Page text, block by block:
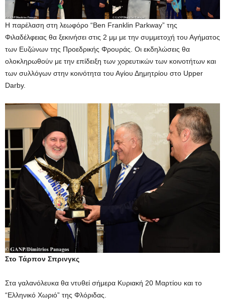
Η παρέλαση στη λεωφόρο “Ben Franklin Parkway” της
Φιλαδέλφειας θα ξεκινήσει στις 2 μμ με την συμμετοχή του Αγήματος
των Ευζώνων της Προεδρικής Φρουράς. Οι εκδηλώσεις θα
ολοκληρωθούν με την επίδειξη των χορευτικών των κοινοτήτων και
των συλλόγων στην κοινότητα του Αγίου Δημητρίου στο Upper
Darby.
Στο Τάρπον Σπρινγκς
Στα γαλανόλευκα θα ντυθεί σήμερα Κυριακή 20 Μαρτίου και το
“Ελληνικό Χωριό” της Φλόριδας.